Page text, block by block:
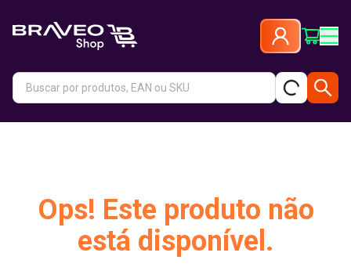
Ops! Este produto não
está disponível.